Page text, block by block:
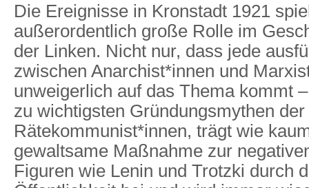
Die Ereignisse in Kronstadt 1921
außerordentlich große Rolle im
der Linken. Nicht nur, dass jede
zwischen Anarchist*innen und
unweigerlich auf das Thema kommt
zu wichtigsten Gründungsmythen der
Rätekommunist*innen, trägt wie
gewaltsame Maßnahme zur
Figuren wie Lenin und Trotzki durch